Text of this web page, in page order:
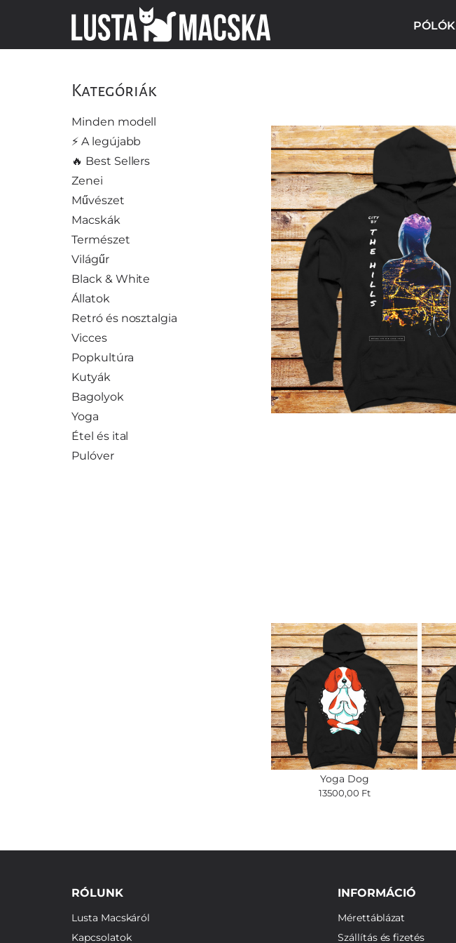
PÓLÓK
Kategóriák
Minden modell
⚡️ A legújabb
🔥 Best Sellers
Zenei
Művészet
Macskák
Természet
Világűr
Black & White
Állatok
Retró és nosztalgia
Vicces
Popkultúra
Kutyák
Bagolyok
Yoga
Étel és ital
Pulóver
Yoga Dog
13500,00 Ft
RÓLUNK
Lusta Macskáról
Kapcsolatok
INFORMÁCIÓ
Mérettáblázat
Szállítás és fizetés